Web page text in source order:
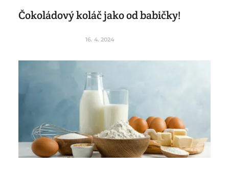
Čokoládový koláč jako od babičky!
16. 4. 2024